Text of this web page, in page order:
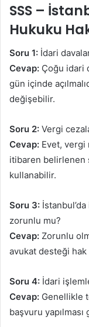
SSS –
Hukuku
Soru 1: İdari
Cevap: Çoğu idari
gün içinde
değişebilir.
Soru 2: Vergi
Cevap: Evet, vergi
itibaren belirlenen
kullanabilir.
Soru 3:
zorunlu mu?
Cevap: Zorunlu
avukat desteği hak
Soru 4: İdari
Cevap: Genellikle
başvuru yapılması